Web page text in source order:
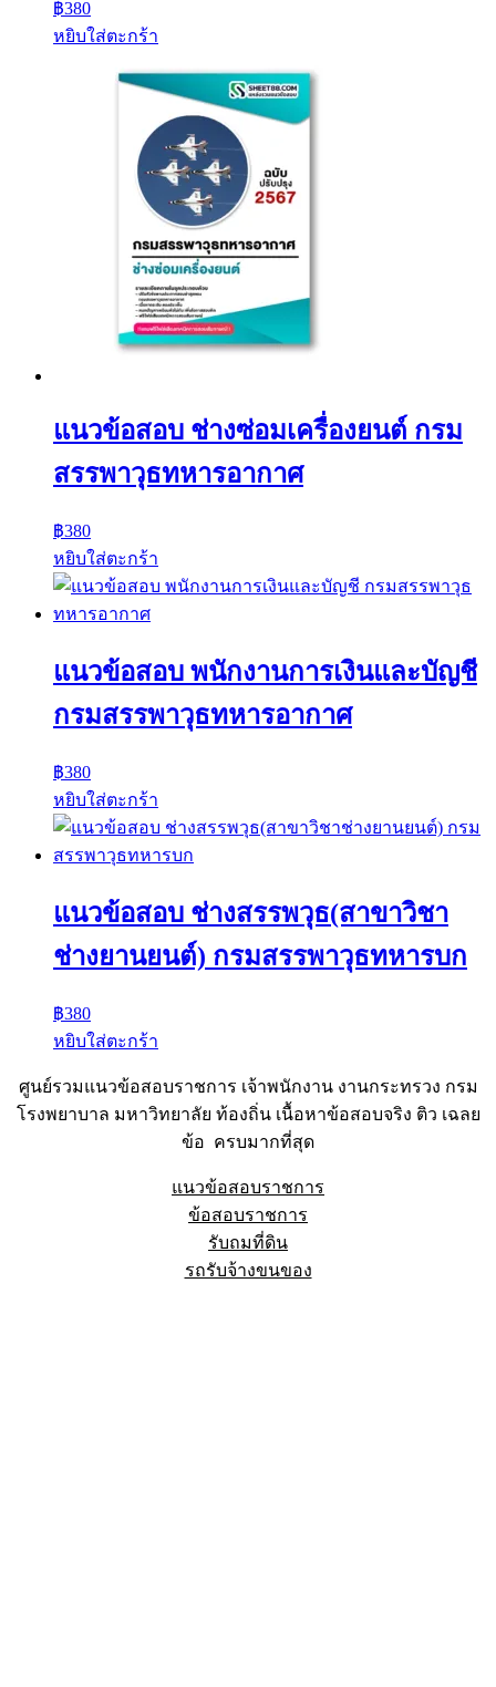
฿380
หยิบใส่ตะกร้า
แนวข้อสอบ ช่างซ่อมเครื่องยนต์ กรม
สรรพาวุธทหารอากาศ
฿380
หยิบใส่ตะกร้า
แนวข้อสอบ พนักงานการเงินและบัญชี
กรมสรรพาวุธทหารอากาศ
฿380
หยิบใส่ตะกร้า
แนวข้อสอบ ช่างสรรพวุธ(สาขาวิชา
ช่างยานยนต์) กรมสรรพาวุธทหารบก
฿380
หยิบใส่ตะกร้า
ศูนย์รวมแนวข้อสอบราชการ เจ้าพนักงาน งานกระทรวง กรม
โรงพยาบาล มหาวิทยาลัย ท้องถิ่น เนื้อหาข้อสอบจริง ติว เฉลย
ข้อ ครบมากที่สุด
แนวข้อสอบราชการ
ข้อสอบราชการ
รับถมที่ดิน
รถรับจ้างขนของ